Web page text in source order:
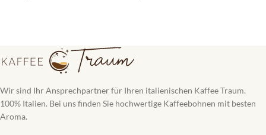
Wir sind Ihr Ansprechpartner für Ihren italienischen Kaffee Traum.
100% Italien. Bei uns finden Sie hochwertige Kaffeebohnen mit besten
Aroma.